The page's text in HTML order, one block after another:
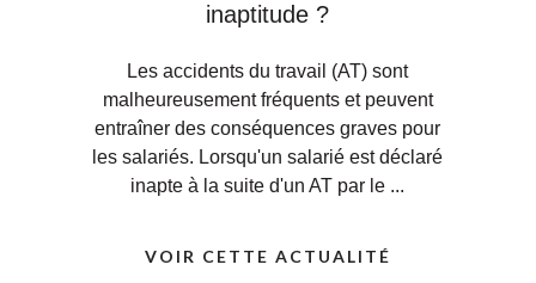
inaptitude ?
Les accidents du travail (AT) sont
malheureusement fréquents et peuvent
entraîner des conséquences graves pour
les salariés. Lorsqu'un salarié est déclaré
inapte à la suite d'un AT par le ...
VOIR CETTE ACTUALITÉ